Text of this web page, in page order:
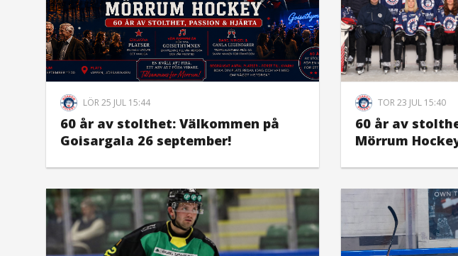
LÖR 25 JUL 15:44
60 år av stolthet: Välkommen på
Goisargala 26 september!
TOR 23 JUL 15:40
60 år av
Mörrum